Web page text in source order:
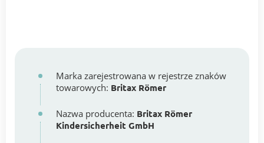
Marka zarejestrowana w rejestrze znaków
towarowych: Britax Römer
Nazwa producenta: Britax Römer
Kindersicherheit GmbH